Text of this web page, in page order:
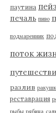
паутина
печаль пиво
подмаренник
поток
разлив
реставрация
рыбы рябина